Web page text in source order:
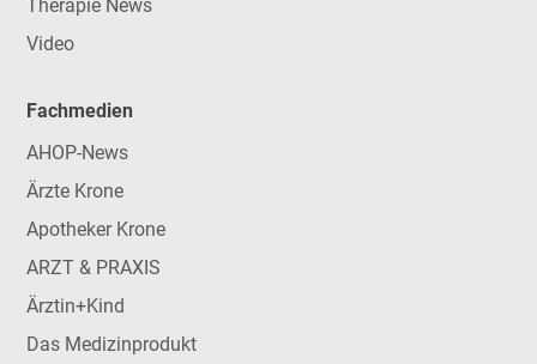
Therapie News
Video
Fachmedien
AHOP-News
Ärzte Krone
Apotheker Krone
ARZT & PRAXIS
Ärztin+Kind
Das Medizinprodukt